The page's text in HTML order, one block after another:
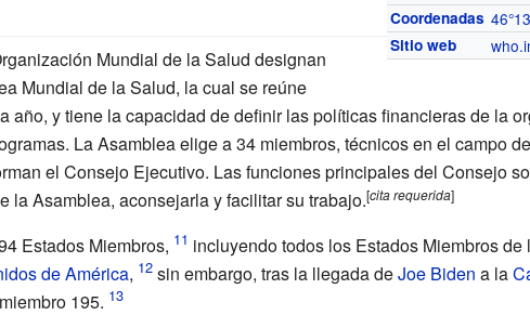
Coordenadas
Sitio web
Mundial de la Salud designan
Mundial de la Salud, la cual se reúne
año, y tiene la capacidad de definir las políticas financieras de la
La Asamblea elige a 34 miembros, técnicos en el campo
el Consejo Ejecutivo. Las funciones principales del Consejo
la Asamblea, aconsejarla y facilitar su trabajo.[cita requerida]
Estados Miembros, incluyendo todos los Estados Miembros de
de América, sin embargo, tras la llegada deJoe Biden a la
195.